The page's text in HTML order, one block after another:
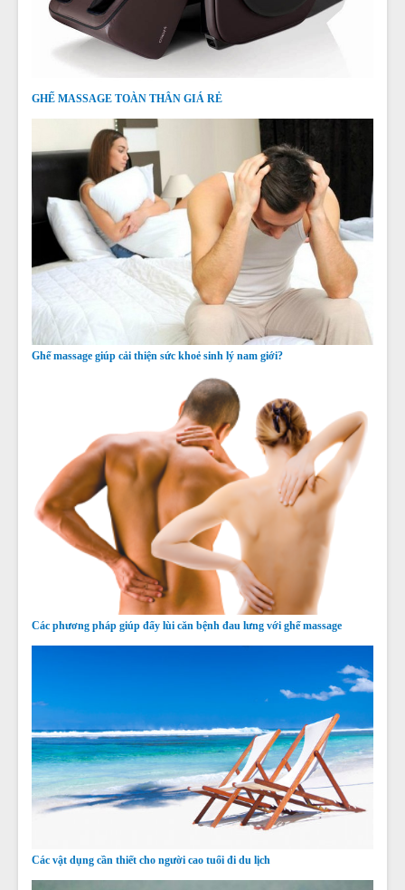
GHẾ MASSAGE TOÀN THÂN GIÁ RẺ
Ghế massage giúp cải thiện sức khoẻ sinh lý nam giới?
Các phương pháp giúp đẩy lùi căn bệnh đau lưng với ghế massage
Các vật dụng cần thiết cho người cao tuổi đi du lịch